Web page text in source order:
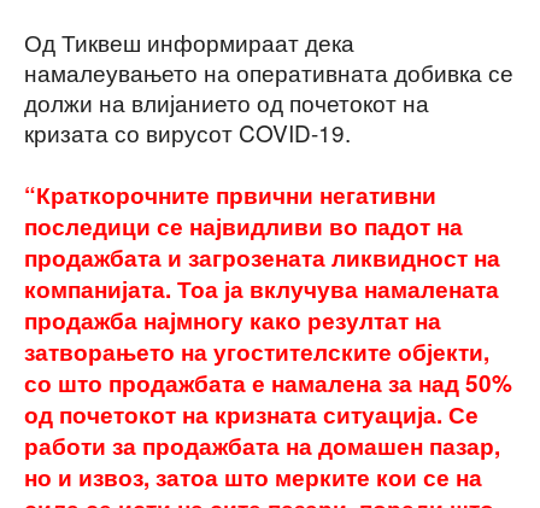
Од Тиквеш информираат дека
намалеувањето на оперативната добивка се
должи на влијанието од почетокот на
кризата со вирусот COVID-19.
“Краткорочните првични негативни
последици се највидливи во падот на
продажбата и загрозената ликвидност на
компанијата. Тоа ја вклучува намалената
продажба најмногу како резултат на
затворањето на угостителските објекти,
со што продажбата е намалена за над 50%
од почетокот на кризната ситуација. Се
работи за продажбата на домашен пазар,
но и извоз, затоа што мерките кои се на